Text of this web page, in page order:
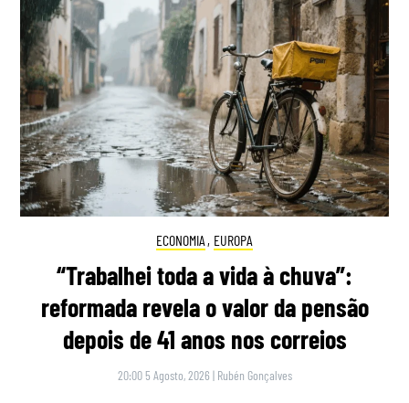
ECONOMIA , EUROPA
“Trabalhei toda a vida à chuva”:
reformada revela o valor da pensão
depois de 41 anos nos correios
20:00 5 Agosto, 2026 | Rubén Gonçalves